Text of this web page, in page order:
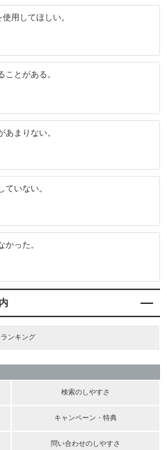
用してほしい。
とがある。
あまりない。
いない。
かった。
ンキング
検索のしやすさ
キャンペーン・特典
問い合わせのしやすさ